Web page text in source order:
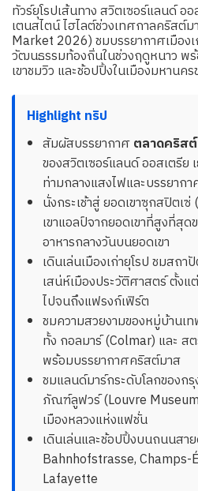
ทัวร์ยุโรปเส้นทาง สวิตเซอร์แลนด์ อ
เตนสไตน์ ไฮไลต์ช่วงเทศกาลคริสต์
Market 2026) ชมบรรยากาศเมืองเ
วัฒนธรรมท้องถิ่นในช่วงฤดูหนาว
เขาชมวิว และช้อปปิ้งในเมืองมหานค
Highlight ทริป
สัมผัสบรรยากาศตลาดคริส
ของสวิตเซอร์แลนด์ ออสเตรีย
ท่ามกลางแสงไฟและบรรยาก
นั่งกระเช้าสู่ ยอดเขาซุกสปิตเ
เขาแอลป์จากยอดเขาที่สูงที่สุ
อาหารกลางวันบนยอดเขา
เดินเล่นเมืองเก่ายุโรป ชมสถ
เสน่ห์เมืองประวัติศาสตร์ ตั้ง
ไปจนถึงแฟรงก์เฟิร์ต
ชมความสวยงามของหมู่บ้านเ
ทั้ง กอลมาร์ (Colmar) และ ส
พร้อมบรรยากาศคริสต์มาส
ชมแลนด์มาร์กระดับโลกของก
ภัณฑ์ลูฟวร์ (Louvre
เมืองหลวงแห่งแฟชั่น
เดินเล่นและช้อปปิ้งบนถนนสา
Bahnhofstrasse, Champs-
Lafayette